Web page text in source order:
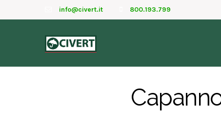
info@civert.it 800.193.799